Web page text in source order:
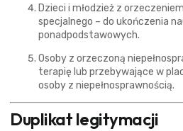
Dzieci i młodzież z
specjalnego – do ukończenia
ponadpodstawowych.
Osoby z orzeczoną
terapię lub przebywające w
osoby z niepełnosprawnością.
Duplikat legitymacji